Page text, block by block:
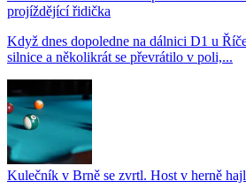
projíždějící řidička
Když dnes dopoledne na dálnici D1 u
silnice a několikrát se převrátilo v poli,...
Kulečník v Brně se zvrtl. Host v herně